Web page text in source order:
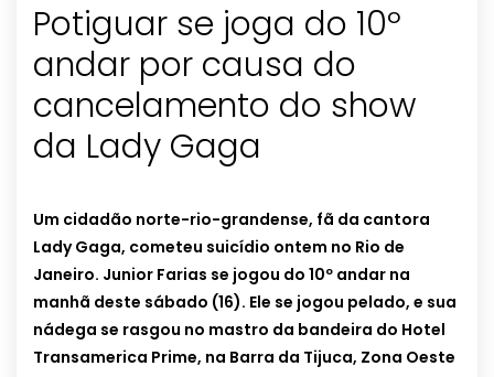
Potiguar se joga do 10º
andar por causa do
cancelamento do show
da Lady Gaga
Um cidadão norte-rio-grandense, fã da cantora
Lady Gaga, cometeu suicídio ontem no Rio de
Janeiro. Junior Farias se jogou do 10º andar na
manhã deste sábado (16). Ele se jogou pelado, e sua
nádega se rasgou no mastro da bandeira do Hotel
Transamerica Prime, na Barra da Tijuca, Zona Oeste